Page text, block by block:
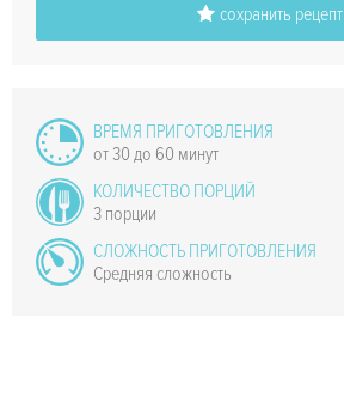
сохранить рецепт
ВРЕМЯ ПРИГОТОВЛЕНИЯ
от 30 до 60 минут
КОЛИЧЕСТВО ПОРЦИЙ
3 порции
СЛОЖНОСТЬ ПРИГОТОВЛЕНИЯ
Средняя сложность